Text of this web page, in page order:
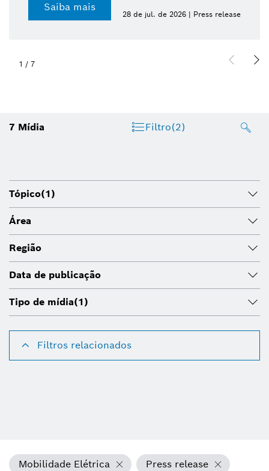
23 de jul. de 2026 | Press
2 / 7
7 Mídia Filtro(2)
Tópico(1)
Área
Região
Data de publicação
Tipo de mídia(1)
Filtros relacionados
Mobilidade Elétrica Press release